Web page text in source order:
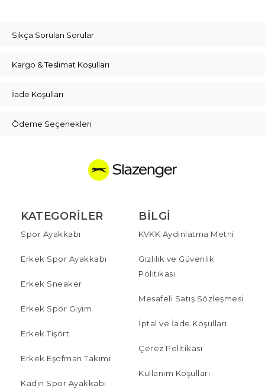
Sıkça Sorulan Sorular
Kargo & Teslimat Koşulları
İade Koşulları
Ödeme Seçenekleri
KATEGORILER
Spor Ayakkabı
Erkek Spor Ayakkabı
Erkek Sneaker
Erkek Spor Giyim
Erkek Tişört
Erkek Eşofman Takımı
Kadın Spor Ayakkabı
BILGI
KVKK Aydınlatma Metni
Gizlilik ve Güvenlik
Politikası
Mesafeli Satış Sözleşmesi
İptal ve İade Koşulları
Çerez Politikası
Kullanım Koşulları